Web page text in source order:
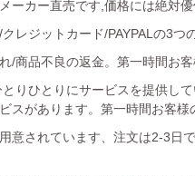
ーカー直売です,価格には絶対優
レジットカード/PAYPALの3つ
/商品不良の返金。第一時間お
とりひとりにサービスを提供し
スがあります。第一時間お客様
意されています、注文は2-3日